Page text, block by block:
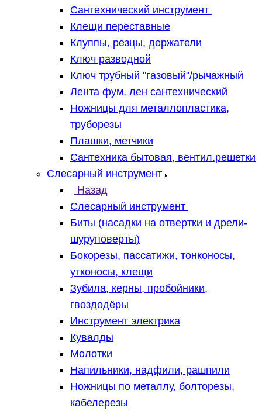
Сантехнический инструмент
Клещи переставные
Клуппы, резцы, держатели
Ключ разводной
Ключ трубный "газовый"/рычажный
Лента фум, лен сантехнический
Ножницы для металлопластика,
труборезы
Плашки, метчики
Сантехника бытовая, вентил.решетки
Слесарный инструмент
Назад
Слесарный инструмент
Биты (насадки на отвертки и дрели-
шуруповерты)
Бокорезы, пассатижи, тонконосы,
утконосы, клещи
Зубила, керны, пробойники,
гвоздодёры
Инструмент электрика
Кувалды
Молотки
Напильники, надфили, рашпили
Ножницы по металлу, болторезы,
кабелерезы